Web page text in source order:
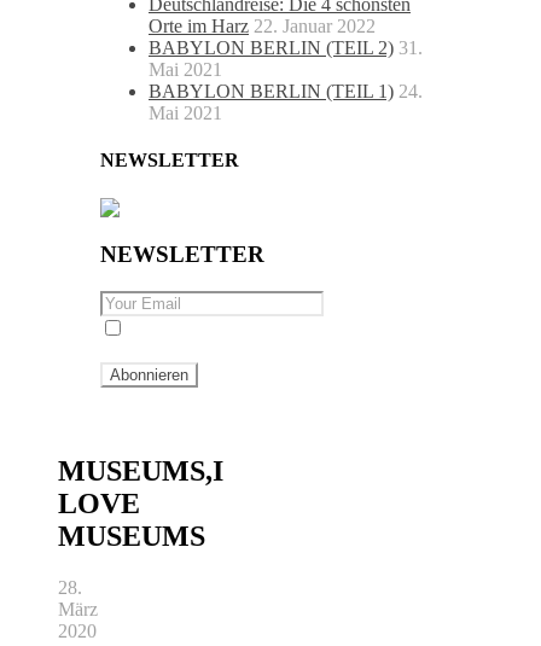
Deutschlandreise: Die 4 schönsten
Orte im Harz 22. Januar 2022
BABYLON BERLIN (TEIL 2) 31.
Mai 2021
BABYLON BERLIN (TEIL 1) 24.
Mai 2021
NEWSLETTER
NEWSLETTER
MUSEUMS,I
LOVE
MUSEUMS
28.
März
2020